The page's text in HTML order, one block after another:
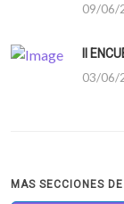
09/06/
II
03/06/
MAS SECCIONES